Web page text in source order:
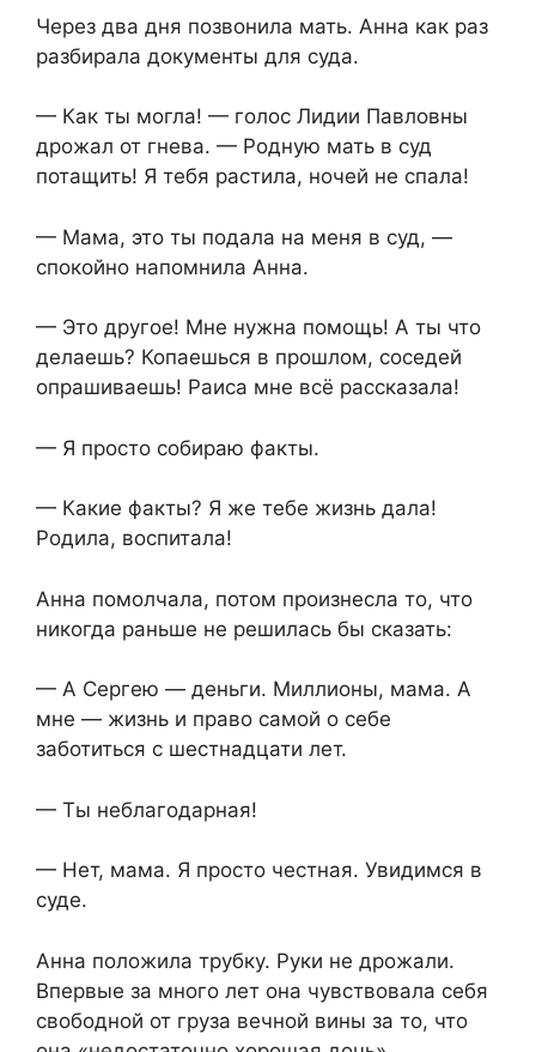
Через два дня позвонила мать. Анна как раз
разбирала документы для суда.
— Как ты могла! — голос Лидии Павловны
дрожал от гнева. — Родную мать в суд
потащить! Я тебя растила, ночей не спала!
— Мама, это ты подала на меня в суд, —
спокойно напомнила Анна.
— Это другое! Мне нужна помощь! А ты что
делаешь? Копаешься в прошлом, соседей
опрашиваешь! Раиса мне всё рассказала!
— Я просто собираю факты.
— Какие факты? Я же тебе жизнь дала!
Родила, воспитала!
Анна помолчала, потом произнесла то, что
никогда раньше не решилась бы сказать:
— А Сергею — деньги. Миллионы, мама. А
мне — жизнь и право самой о себе
заботиться с шестнадцати лет.
— Ты неблагодарная!
— Нет, мама. Я просто честная. Увидимся в
суде.
Анна положила трубку. Руки не дрожали.
Впервые за много лет она чувствовала себя
свободной от груза вечной вины за то, что